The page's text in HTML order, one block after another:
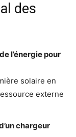
des
l’énergie pour
solaire en
externe
chargeur